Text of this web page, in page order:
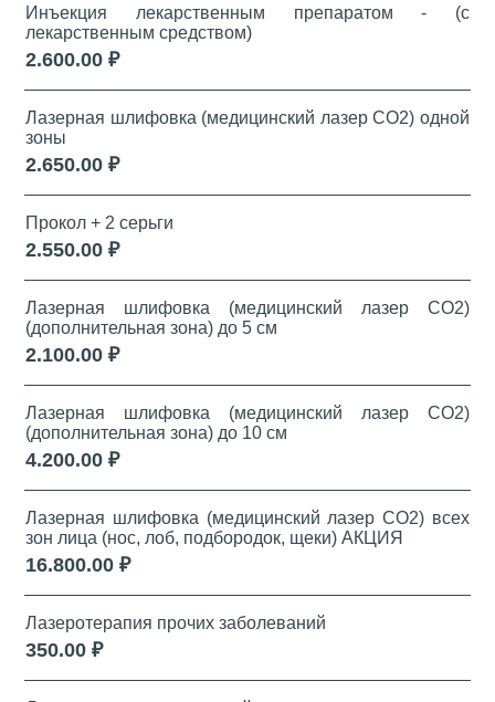
Инъекция лекарственным препаратом - (с
лекарственным средством)
2.600.00 ₽
Лазерная шлифовка (медицинский лазер СО2) одной
зоны
2.650.00 ₽
Прокол + 2 серьги
2.550.00 ₽
Лазерная шлифовка (медицинский лазер СО2)
(дополнительная зона) до 5 см
2.100.00 ₽
Лазерная шлифовка (медицинский лазер СО2)
(дополнительная зона) до 10 см
4.200.00 ₽
Лазерная шлифовка (медицинский лазер СО2) всех
зон лица (нос, лоб, подбородок, щеки) АКЦИЯ
16.800.00 ₽
Лазеротерапия прочих заболеваний
350.00 ₽